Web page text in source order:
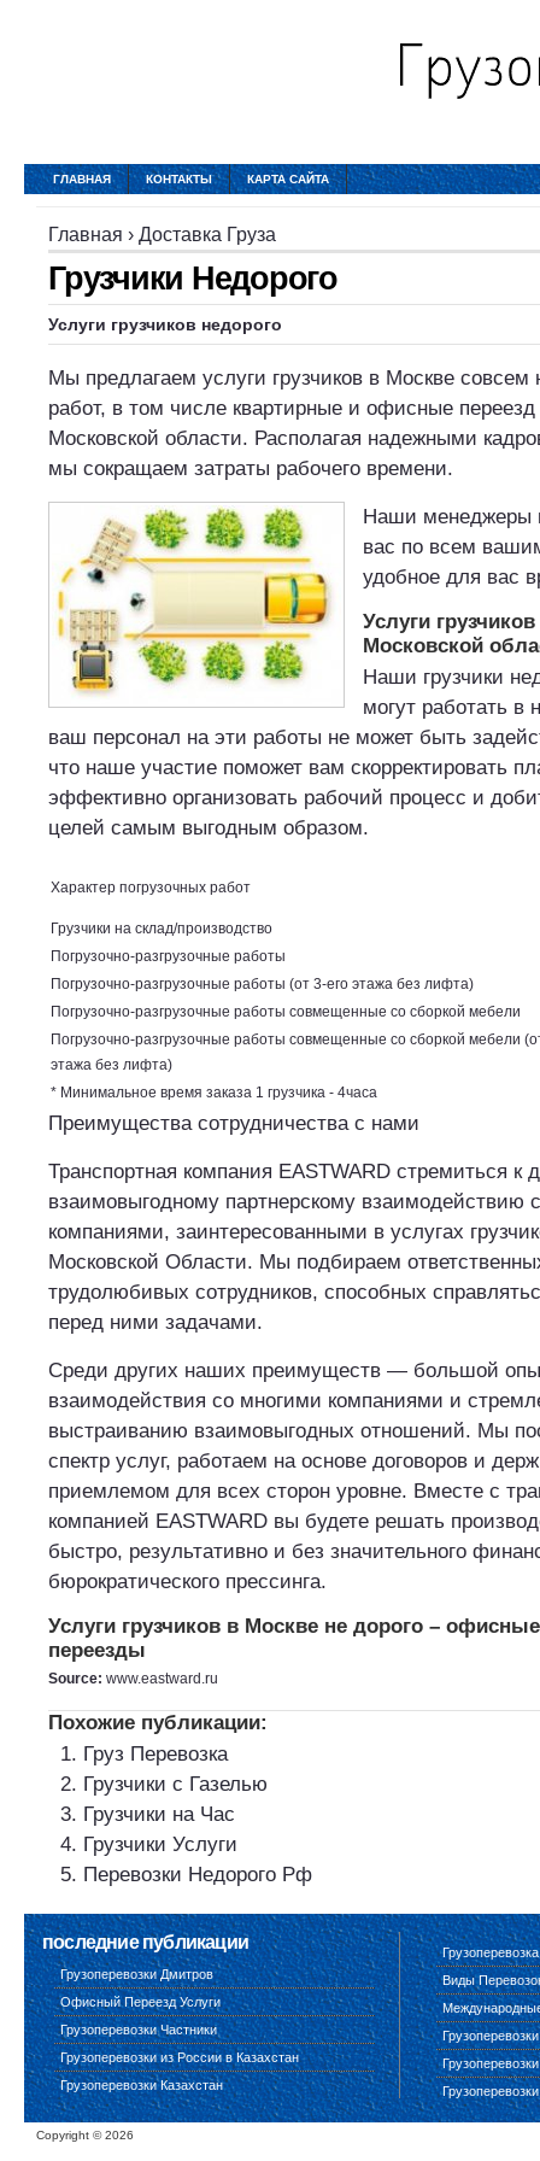
ГЛАВНАЯ КОНТАКТЫ КАРТА САЙТА
Главная › Доставка Груза
Грузчики Недорого
Услуги грузчиков недорого
Мы предлагаем услуги грузчиков в Москве
работ, в том числе квартирные и офисные переезд
Московской области. Располагая надежными
мы сокращаем затраты рабочего времени.
Наши менеджеры
вас по всем
удобное для вас
Услуги
Московской
Наши грузчики
могут работать в
ваш персонал на эти работы не может быть
что наше участие поможет вам скорректировать
эффективно организовать рабочий процесс и
целей самым выгодным образом.
Характер погрузочных работ
Грузчики на склад/производство
Погрузочно-разгрузочные работы
Погрузочно-разгрузочные работы (от 3-его этажа без лифта)
Погрузочно-разгрузочные работы совмещенные со сборкой мебели
Погрузочно-разгрузочные работы совмещенные со сборкой мебели
этажа без лифта)
* Минимальное время заказа 1 грузчика - 4часа
Преимущества сотрудничества с нами
Транспортная компания EASTWARD стремиться к
взаимовыгодному партнерскому взаимодействию
компаниями, заинтересованными в услугах
Московской Области. Мы подбираем
трудолюбивых сотрудников, способных
перед ними задачами.
Среди других наших преимуществ — большой
взаимодействия со многими компаниями и
выстраиванию взаимовыгодных отношений. Мы
спектр услуг, работаем на основе договоров и
приемлемом для всех сторон уровне. Вместе с
компанией EASTWARD вы будете решать
быстро, результативно и без значительного
бюрократического прессинга.
Услуги грузчиков в Москве не дорого –
переезды
Source: www.eastward.ru
Похожие публикации:
Груз Перевозка
Грузчики с Газелью
Грузчики на Час
Грузчики Услуги
Перевозки Недорого Рф
последние публикации
Грузоперевозки Дмитров
Офисный Переезд Услуги
Грузоперевозки Частники
Грузоперевозки из России в Казахстан
Грузоперевозки Казахстан
Виды
Copyright ©2026